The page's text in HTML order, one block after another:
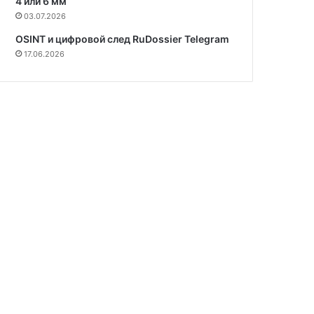
03.07.2026
OSINT и цифровой след RuDossier Telegram
17.06.2026